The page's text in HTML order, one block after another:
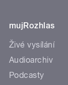
mujRozhlas
Živé vysílání
Audioarchiv
Podcasty